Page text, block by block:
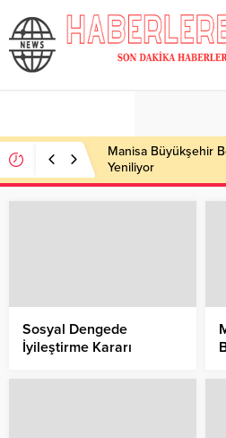
Manisa Büyükşehir
Yeniliyor
Sosyal Dengede
İyileştirme Kararı